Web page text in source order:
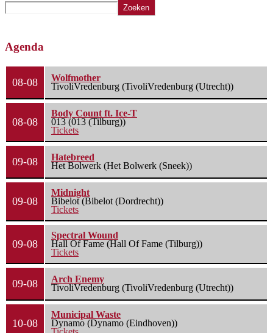
Zoeken
Agenda
08-08
Wolfmother
TivoliVredenburg (TivoliVredenburg (Utrecht))
08-08
Body Count ft. Ice-T
013 (013 (Tilburg))
Tickets
09-08
Hatebreed
Het Bolwerk (Het Bolwerk (Sneek))
09-08
Midnight
Bibelot (Bibelot (Dordrecht))
Tickets
09-08
Spectral Wound
Hall Of Fame (Hall Of Fame (Tilburg))
Tickets
09-08
Arch Enemy
TivoliVredenburg (TivoliVredenburg (Utrecht))
10-08
Municipal Waste
Dynamo (Dynamo (Eindhoven))